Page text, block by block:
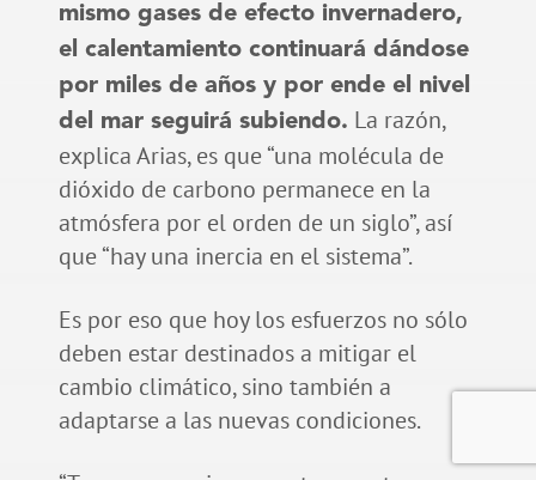
mismo gases de efecto invernadero,
el calentamiento continuará dándose
por miles de años y por ende el nivel
del mar seguirá subiendo. La razón,
explica Arias, es que “una molécula de
dióxido de carbono permanece en la
atmósfera por el orden de un siglo”, así
que “hay una inercia en el sistema”.
Es por eso que hoy los esfuerzos no sólo
deben estar destinados a mitigar el
cambio climático, sino también a
adaptarse a las nuevas condiciones.